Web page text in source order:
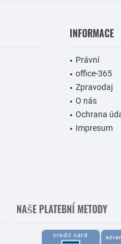
INFORMACE
Právní
office-365
Zpravodaj
O nás
Ochrana
Impresum
NAŠE PLATEBNÍ METODY